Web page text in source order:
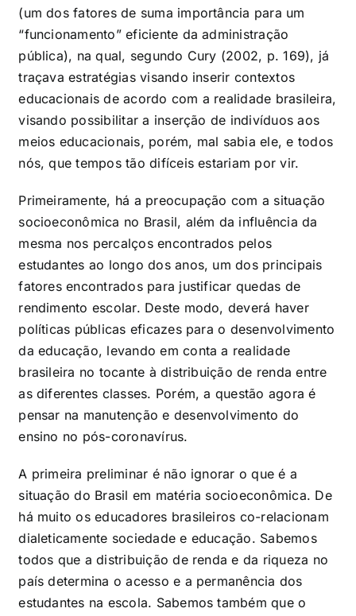
(um dos fatores de suma importância para um
“funcionamento” eficiente da administração
pública), na qual, segundo Cury (2002, p. 169), já
traçava estratégias visando inserir contextos
educacionais de acordo com a realidade brasileira,
visando possibilitar a inserção de indivíduos aos
meios educacionais, porém, mal sabia ele, e todos
nós, que tempos tão difíceis estariam por vir.
Primeiramente, há a preocupação com a situação
socioeconômica no Brasil, além da influência da
mesma nos percalços encontrados pelos
estudantes ao longo dos anos, um dos principais
fatores encontrados para justificar quedas de
rendimento escolar. Deste modo, deverá haver
políticas públicas eficazes para o desenvolvimento
da educação, levando em conta a realidade
brasileira no tocante à distribuição de renda entre
as diferentes classes. Porém, a questão agora é
pensar na manutenção e desenvolvimento do
ensino no pós-coronavírus.
A primeira preliminar é não ignorar o que é a
situação do Brasil em matéria socioeconômica. De
há muito os educadores brasileiros co-relacionam
dialeticamente sociedade e educação. Sabemos
todos que a distribuição de renda e da riqueza no
país determina o acesso e a permanência dos
estudantes na escola. Sabemos também que o